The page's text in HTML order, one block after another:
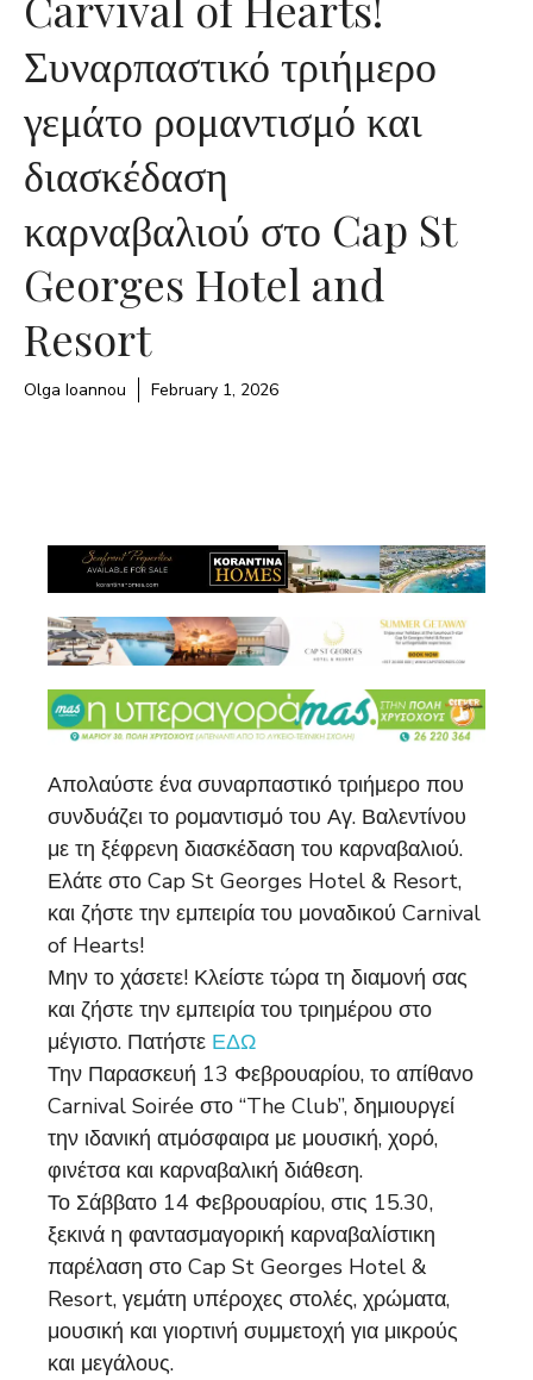
Συναρπαστικό τριήμερο
γεμάτο ρομαντισμό και
διασκέδαση
καρναβαλιού στο Cap St
Georges Hotel and
Resort
Olga Ioannou February 1, 2026
Απολαύστε ένα συναρπαστικό τριήμερο που
συνδυάζει το ρομαντισμό του Αγ. Βαλεντίνου
με τη ξέφρενη διασκέδαση του καρναβαλιού.
Ελάτε στο Cap St Georges Hotel & Resort,
και ζήστε την εμπειρία του μοναδικού Carnival
of Hearts!
Μην το χάσετε! Κλείστε τώρα τη διαμονή σας
και ζήστε την εμπειρία του τριημέρου στο
μέγιστο. Πατήστε ΕΔΩ
Την Παρασκευή 13 Φεβρουαρίου, το απίθανο
Carnival Soirée στο “The Club”, δημιουργεί
την ιδανική ατμόσφαιρα με μουσική, χορό,
φινέτσα και καρναβαλική διάθεση.
Το Σάββατο 14 Φεβρουαρίου, στις 15.30,
ξεκινά η φαντασμαγορική καρναβαλίστικη
παρέλαση στο Cap St Georges Hotel &
Resort, γεμάτη υπέροχες στολές, χρώματα,
μουσική και γιορτινή συμμετοχή για μικρούς
και μεγάλους.